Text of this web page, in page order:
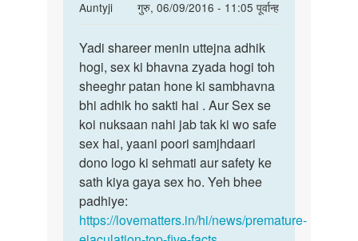
Auntyji
गुरु, 06/09/2016 - 11:05 पूर्वान्ह
In
to
aunty
ji
mera
ling
bahut
by
rohit
Yadi
shareer
menin
uttejna
Yadi shareer menin uttejna adhik
hogi, sex ki bhavna zyada hogi toh
sheeghr patan hone ki sambhavna
bhi adhik ho sakti hai . Aur Sex se
koi nuksaan nahi jab tak ki wo safe
sex hai, yaani poori samjhdaari
dono logo ki sehmati aur safety ke
sath kiya gaya sex ho. Yeh bhee
padhiye:
https://lovematters.in/hi/news/premature-